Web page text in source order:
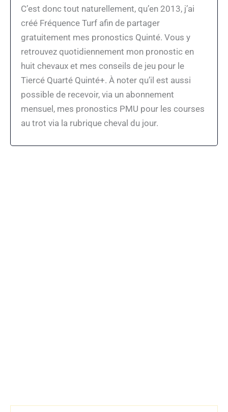
C’est donc tout naturellement, qu’en 2013, j’ai
créé Fréquence Turf afin de partager
gratuitement mes pronostics Quinté. Vous y
retrouvez quotidiennement mon pronostic en
huit chevaux et mes conseils de jeu pour le
Tiercé Quarté Quinté+. À noter qu’il est aussi
possible de recevoir, via un abonnement
mensuel, mes pronostics PMU pour les courses
au trot via la rubrique cheval du jour.